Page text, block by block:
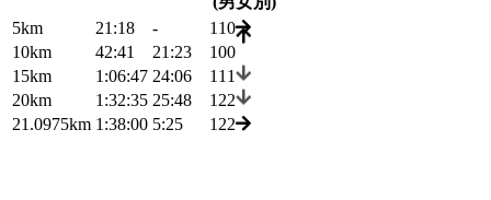
5km
21:18 -
110
10km
42:41 21:23
100
15km
1:06:47 24:06
111
20km
1:32:35 25:48
122
21.0975km 1:38:00 5:25 122